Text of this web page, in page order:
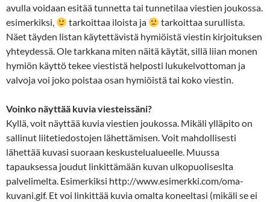
avulla voidaan esitää tunnetta tai tunnetilaa viestien joukossa.
esimerkiksi,
tarkoittaa iloista ja
tarkoittaa surullista.
Näet täyden listan käytettävistä hymiöistä viestin kirjoituksen
yhteydessä. Ole tarkkana miten näitä käytät, sillä liian monen
hymiön käyttö tekee viestistä helposti lukukelvottoman ja
valvoja voi joko poistaa osan hymiöistä tai koko viestin.
Voinko näyttää kuvia viesteissäni?
Kyllä, voit näyttää kuvia viestien joukossa. Mikäli ylläpito on
sallinut liitetiedostojen lähettämisen. Voit mahdollisesti
lähettää kuvasi suoraan keskustelualueelle. Muussa
tapauksessa joudut linkittämään kuvan ulkopuoliseslta
palvelimelta. Esimerkiksi http://www.esimerkki.com/oma-
kuvani.gif. Et voi linkittää kuvia omalta koneeltasi (mikäli se ei